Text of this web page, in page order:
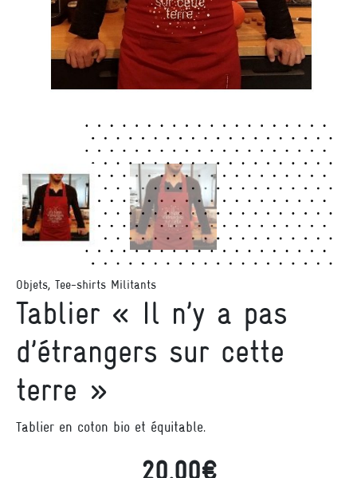
Objets, Tee-shirts Militants
Tablier « Il n’y a pas
d’étrangers sur cette
terre »
Tablier en coton bio et équitable.
20,00€